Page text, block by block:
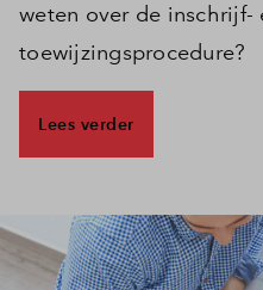
weten over de inschrijf-
toewijzingsprocedure?
Lees verder